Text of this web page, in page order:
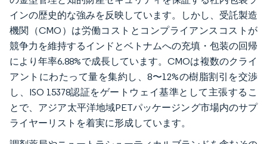
インの歴史的な強みを反映しています。しかし、受託製造
機関（CMO）は労働コストとコンプライアンスコストが
競争力を維持するインドとベトナムへの充填・包装の回帰
により年率6.88%で成長しています。CMOは複数のクライ
アントにわたって量を集約し、8〜12%の樹脂割引を交渉
し、ISO 15378認証をゲートウェイ基準として主張するこ
とで、アジア太平洋地域PETパッケージング市場内のサプ
ライヤーリストを着実に形成しています。